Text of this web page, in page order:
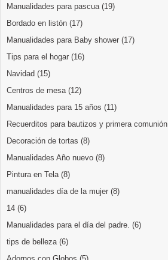
Manualidades para pascua (19)
Bordado en listón (17)
Manualidades para Baby shower (17)
Tips para el hogar (16)
Navidad (15)
Centros de mesa (12)
Manualidades para 15 años (11)
Recuerditos para bautizos y primera comunión
Decoración de tortas (8)
Manualidades Año nuevo (8)
Pintura en Tela (8)
manualidades día de la mujer (8)
14 (6)
Manualidades para el día del padre. (6)
tips de belleza (6)